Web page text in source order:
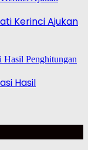
Kerinci Ajukan
Hasil